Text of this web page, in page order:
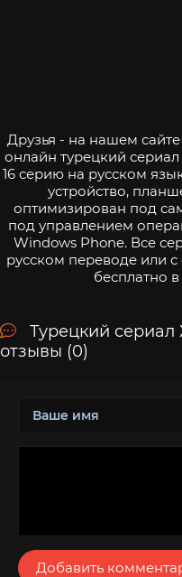
Друзья - на нашем сайте
онлайн турецкий
16 серию на русском
устройство,
оптимизирован под
под управлением
Windows Phone. Все
русском переводе или с
бесплатно
Турецкий
отзывы (0)
Добавить